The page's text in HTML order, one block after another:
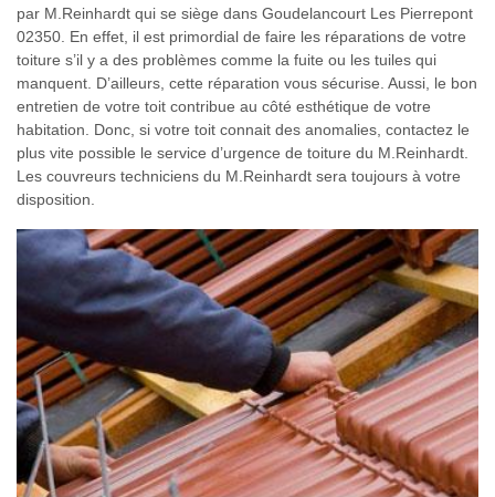
par M.Reinhardt qui se siège dans Goudelancourt Les Pierrepont
02350. En effet, il est primordial de faire les réparations de votre
toiture s’il y a des problèmes comme la fuite ou les tuiles qui
manquent. D’ailleurs, cette réparation vous sécurise. Aussi, le bon
entretien de votre toit contribue au côté esthétique de votre
habitation. Donc, si votre toit connait des anomalies, contactez le
plus vite possible le service d’urgence de toiture du M.Reinhardt.
Les couvreurs techniciens du M.Reinhardt sera toujours à votre
disposition.